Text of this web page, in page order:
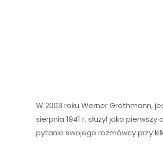
W 2003 roku Werner Grothmann,
sierpnia 1941 r. służył jako
pytania swojego rozmówcy przy